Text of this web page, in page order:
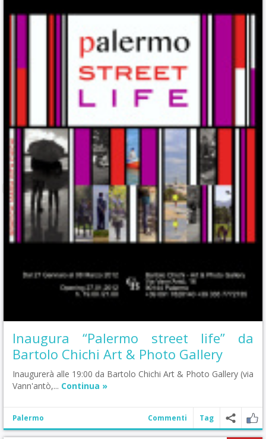
Inaugura “Palermo street life” da
Bartolo Chichi Art & Photo Gallery
Inaugurerà alle 19:00 da Bartolo Chichi Art & Photo Gallery (via
Vann'antò,... Continua »
Palermo Commenti Tag